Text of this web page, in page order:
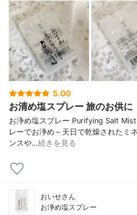
5.00
お清め塩スプレー 旅のお供に
お浄め塩スプレー Purifying Salt
レーでお浄め～天日で乾燥されたミ
ンスや…続きを見る
おいせさん
お浄め塩スプレー